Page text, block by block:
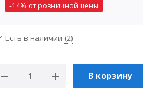
-14% от розничной цены
Есть в наличии (2)
В корзину